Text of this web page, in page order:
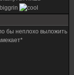
бы неплохо выложить